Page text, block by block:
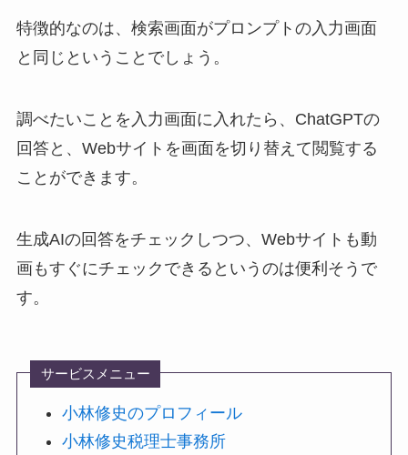
特徴的なのは、検索画面がプロンプトの入力画面
と同じということでしょう。
調べたいことを入力画面に入れたら、ChatGPTの
回答と、Webサイトを画面を切り替えて閲覧する
ことができます。
生成AIの回答をチェックしつつ、Webサイトも動
画もすぐにチェックできるというのは便利そうで
す。
サービスメニュー
小林修史のプロフィール
小林修史税理士事務所